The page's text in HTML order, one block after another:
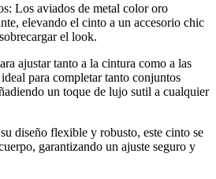
Los aviados de metal color oro
elevando el cinto a un accesorio chic
el look.
ajustar tanto a la cintura como a las
para completar tanto conjuntos
un toque de lujo sutil a cualquier
diseño flexible y robusto, este cinto se
garantizando un ajuste seguro y